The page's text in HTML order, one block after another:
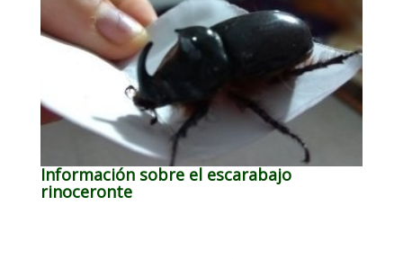
Información sobre el escarabajo
rinoceronte